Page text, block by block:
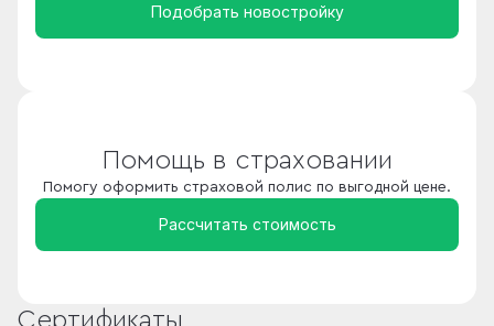
Подобрать новостройку
Помощь в страховании
Помогу оформить страховой полис по выгодной цене.
Рассчитать стоимость
Сертификаты